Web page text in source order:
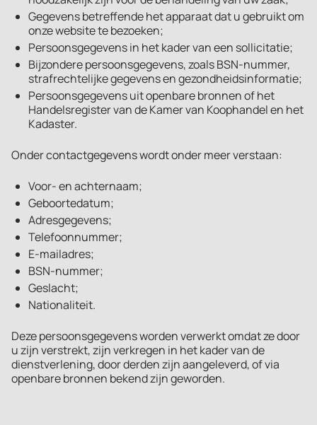
Gegevens betreffende het apparaat dat u gebruikt om
onze website te bezoeken;
Persoonsgegevens in het kader van een sollicitatie;
Bijzondere persoonsgegevens, zoals BSN-nummer,
strafrechtelijke gegevens en gezondheidsinformatie;
Persoonsgegevens uit openbare bronnen of het
Handelsregister van de Kamer van Koophandel en het
Kadaster.
Onder contactgegevens wordt onder meer verstaan:
Voor- en achternaam;
Geboortedatum;
Adresgegevens;
Telefoonnummer;
E-mailadres;
BSN-nummer;
Geslacht;
Nationaliteit.
Deze persoonsgegevens worden verwerkt omdat ze door
u zijn verstrekt, zijn verkregen in het kader van de
dienstverlening, door derden zijn aangeleverd, of via
openbare bronnen bekend zijn geworden.